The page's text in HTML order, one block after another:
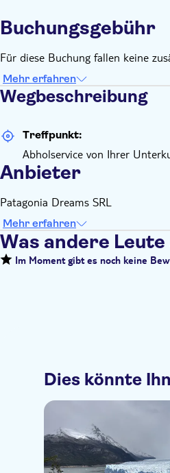
Buchungsgebühr
Für diese Buchung fallen keine
Mehr erfahren
Wegbeschreibung
Treffpunkt:
Abholservice von Ihrer
Anbieter
Patagonia Dreams SRL
Mehr erfahren
Was andere
Im Moment gibt es noch keine
Dies könnte